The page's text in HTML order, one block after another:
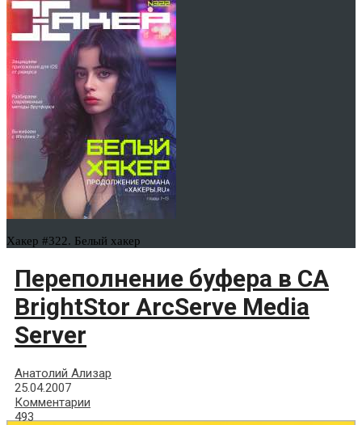
Хакер #322. Белый хакер
Переполнение буфера в CA
BrightStor ArcServe Media
Server
Анатолий Ализар
25.04.2007
Комментарии
493